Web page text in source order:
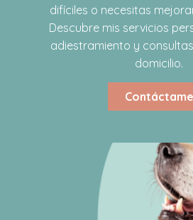
difíciles o necesitas
Descubre mis servicios
adiestramiento y
domicilio.
Contáctame